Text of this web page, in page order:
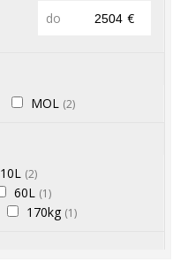
do €
MOL (2)
10L (2)
60L (1)
170kg (1)